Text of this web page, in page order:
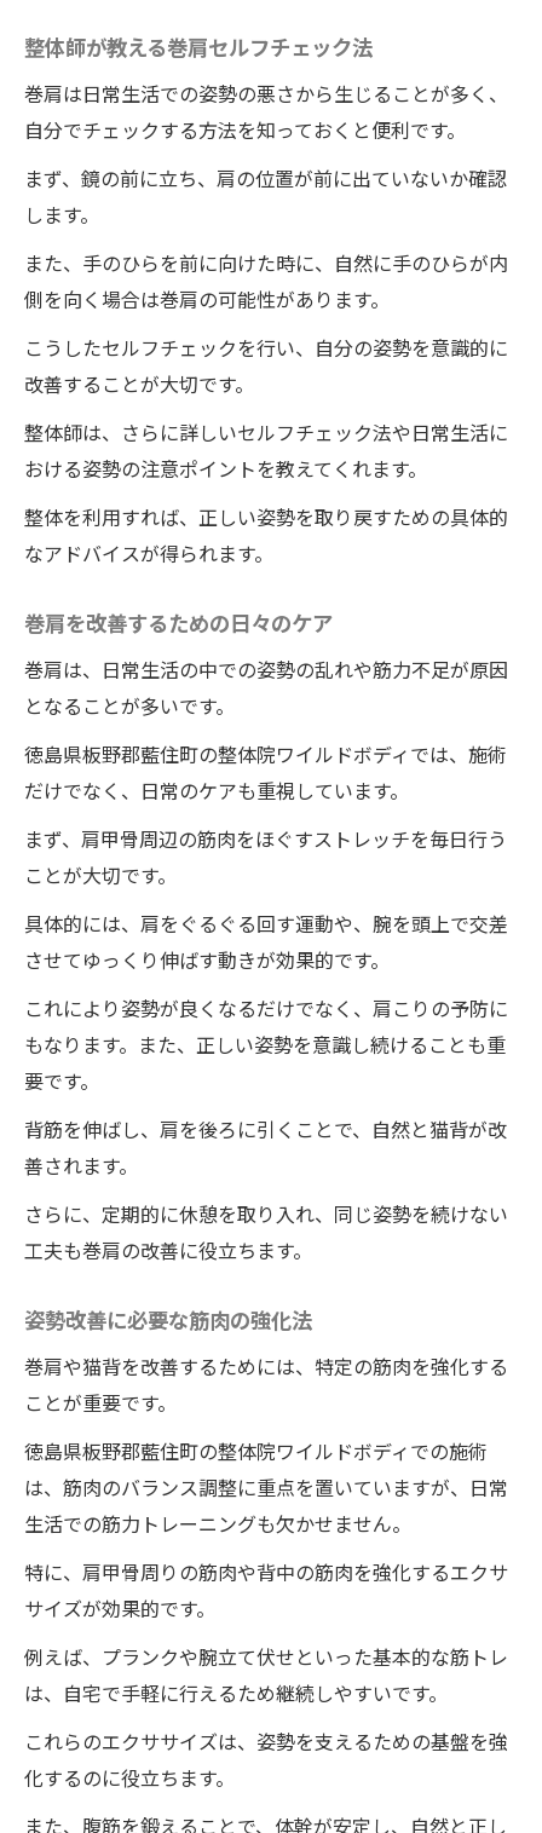
整体師が教える巻肩セルフチェック法
巻肩は日常生活での姿勢の悪さから生じることが多く、
自分でチェックする方法を知っておくと便利です。
まず、鏡の前に立ち、肩の位置が前に出ていないか確認
します。
また、手のひらを前に向けた時に、自然に手のひらが内
側を向く場合は巻肩の可能性があります。
こうしたセルフチェックを行い、自分の姿勢を意識的に
改善することが大切です。
整体師は、さらに詳しいセルフチェック法や日常生活に
おける姿勢の注意ポイントを教えてくれます。
整体を利用すれば、正しい姿勢を取り戻すための具体的
なアドバイスが得られます。
巻肩を改善するための日々のケア
巻肩は、日常生活の中での姿勢の乱れや筋力不足が原因
となることが多いです。
徳島県板野郡藍住町の整体院ワイルドボディでは、施術
だけでなく、日常のケアも重視しています。
まず、肩甲骨周辺の筋肉をほぐすストレッチを毎日行う
ことが大切です。
具体的には、肩をぐるぐる回す運動や、腕を頭上で交差
させてゆっくり伸ばす動きが効果的です。
これにより姿勢が良くなるだけでなく、肩こりの予防に
もなります。また、正しい姿勢を意識し続けることも重
要です。
背筋を伸ばし、肩を後ろに引くことで、自然と猫背が改
善されます。
さらに、定期的に休憩を取り入れ、同じ姿勢を続けない
工夫も巻肩の改善に役立ちます。
姿勢改善に必要な筋肉の強化法
巻肩や猫背を改善するためには、特定の筋肉を強化する
ことが重要です。
徳島県板野郡藍住町の整体院ワイルドボディでの施術
は、筋肉のバランス調整に重点を置いていますが、日常
生活での筋力トレーニングも欠かせません。
特に、肩甲骨周りの筋肉や背中の筋肉を強化するエクサ
サイズが効果的です。
例えば、プランクや腕立て伏せといった基本的な筋トレ
は、自宅で手軽に行えるため継続しやすいです。
これらのエクササイズは、姿勢を支えるための基盤を強
化するのに役立ちます。
また、腹筋を鍛えることで、体幹が安定し、自然と正し